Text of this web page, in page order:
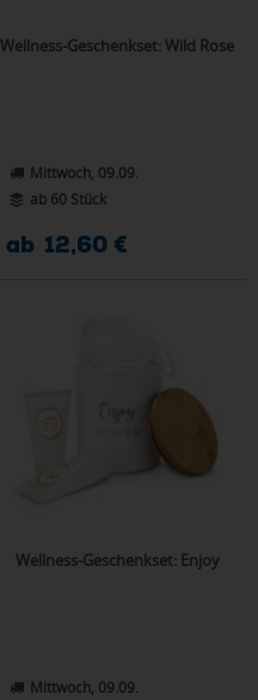
Wellness-Geschenkset: Wild Rose
Mittwoch, 09.09.
ab 60 Stück
ab 12,60 €
Wellness-Geschenkset: Enjoy
Mittwoch, 09.09.